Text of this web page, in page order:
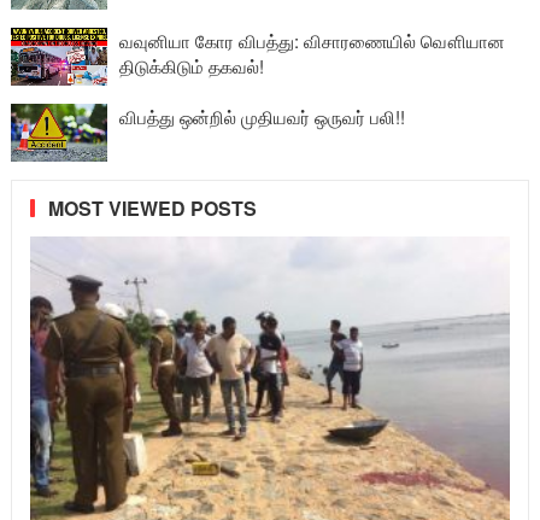
வவுனியா கோர விபத்து: விசாரணையில் வௌியான
திடுக்கிடும் தகவல்!
விபத்து ஒன்றில் முதியவர் ஒருவர் பலி!!
MOST VIEWED POSTS